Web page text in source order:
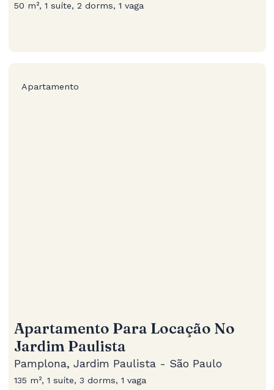
50 m², 1 suíte, 2 dorms, 1 vaga
Apartamento
Apartamento Para Locação No
Jardim Paulista
Pamplona, Jardim Paulista - São Paulo
135 m², 1 suíte, 3 dorms, 1 vaga